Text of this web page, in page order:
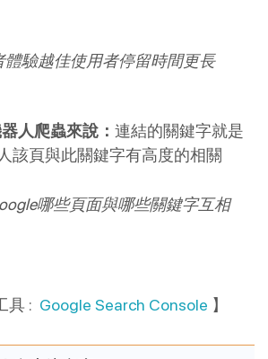
體驗越佳使用者停留時間更長
人爬蟲來說： 連結的關鍵字就是
該頁與此關鍵字有高度的相關
哪些頁面與哪些關鍵字互相
具 : Google Search Console 】